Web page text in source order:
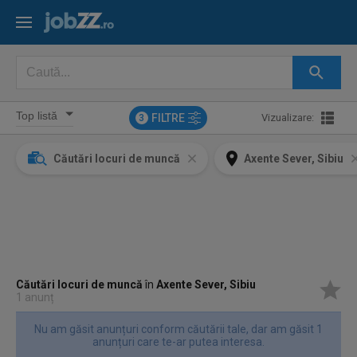
3 FILTRE Vizualizare:
Căutări locuri de muncă Axente Sever, Sibiu
Căutări locuri de muncăînAxente Sever, Sibiu
1 anunț
Nu am găsit anunțuri conform căutării tale, dar am găsit 1
anunțuri care te-ar putea interesa.